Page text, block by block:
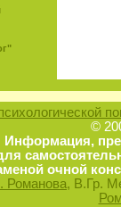
©
очной
Романова, В.Гр.